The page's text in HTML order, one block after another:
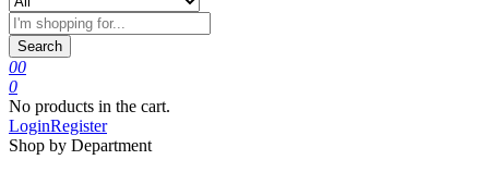
Search
00
0
No products in the cart.
LoginRegister
Shop by Department